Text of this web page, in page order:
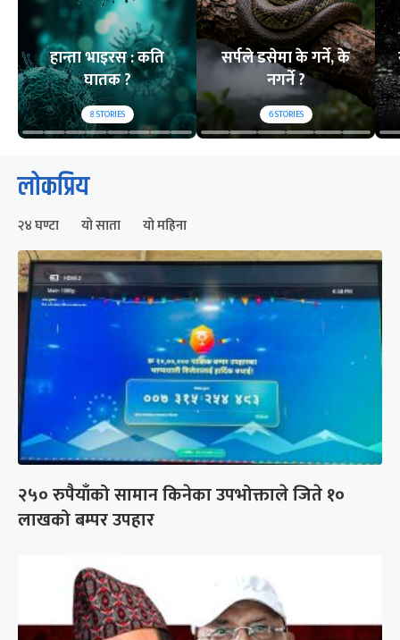
हान्ता भाइरस : कति
घातक ?
8STORIES
सर्पले डसेमा के गर्ने, के
नगर्ने ?
6STORIES
लोकप्रिय
२४ घण्टा यो साता यो महिना
२५० रुपैयाँको सामान किनेका उपभोक्ताले जिते १०
लाखको बम्पर उपहार